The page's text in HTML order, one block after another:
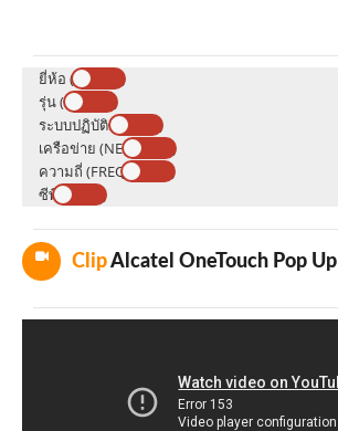
ยี่ห้อ (BRAND)
รุ่น (MODEL)
ระบบปฏิบัติการ (OS)
เครือข่าย (NETWORK)
ความถี่ (FREQUENCY)
ซีพียู (CPU)
ClipAlcatel OneTouch Pop Up